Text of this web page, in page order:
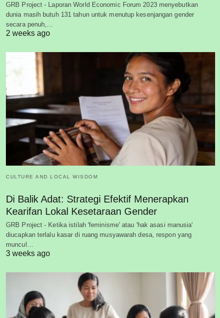
GRB Project - Laporan World Economic Forum 2023 menyebutkan
dunia masih butuh 131 tahun untuk menutup kesenjangan gender
secara penuh,…
2 weeks ago
CULTURE AND LOCAL WISDOM
Di Balik Adat: Strategi Efektif Menerapkan
Kearifan Lokal Kesetaraan Gender
GRB Project - Ketika istilah 'feminisme' atau 'hak asasi manusia'
diucapkan terlalu kasar di ruang musyawarah desa, respon yang
muncul…
3 weeks ago